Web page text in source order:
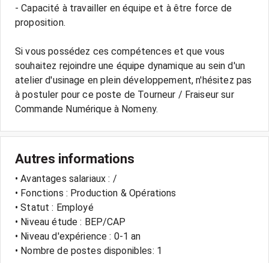
- Capacité à travailler en équipe et à être force de
proposition.
Si vous possédez ces compétences et que vous
souhaitez rejoindre une équipe dynamique au sein d'un
atelier d'usinage en plein développement, n'hésitez pas
à postuler pour ce poste de Tourneur / Fraiseur sur
Autres informations
• Avantages salariaux : /
• Fonctions : Production & Opérations
• Statut : Employé
• Niveau étude : BEP/CAP
• Niveau d'expérience : 0-1 an
• Nombre de postes disponibles: 1